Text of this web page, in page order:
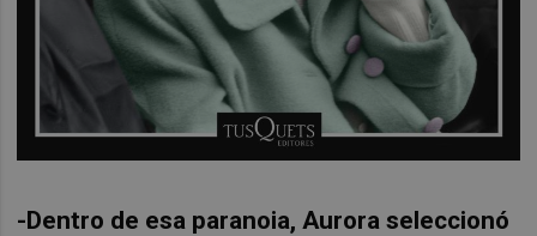
-Dentro de esa paranoia, Aurora seleccionó